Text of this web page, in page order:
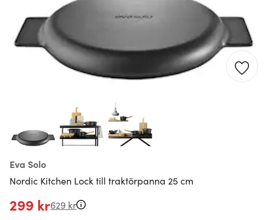
Eva Solo
Nordic Kitchen Lock till traktörpanna 25 cm
299 kr629 kr